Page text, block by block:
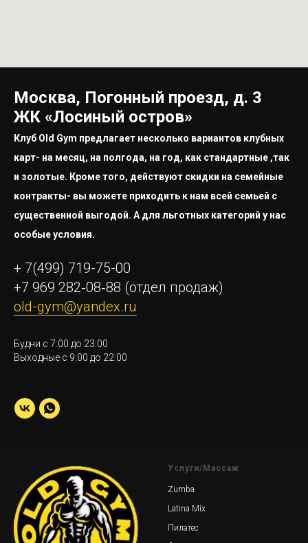
Москва, Погонный проезд, д. 3
ЖК «Лосиный остров»
Клуб Old Gym предлагает несколько вариантов клубных
карт- на месяц, на полгода, на год, как стандартные ,так
и золотые. Кроме того, действуют скидки на семейные
контракты- вы можете приходить к нам всей семьей с
существенной выгодой. А для льготных категорий у нас
особые условия.
+ 7(499) 719-75-00
+7 969 282‑08‑88 (отдел продаж)
old-gym@yandex.ru
Будни с 7:00 до 23:00
Выходные с 9:00 до 22:00
Услуги/Массаж
Zumba
Latina Mix
Пилатес